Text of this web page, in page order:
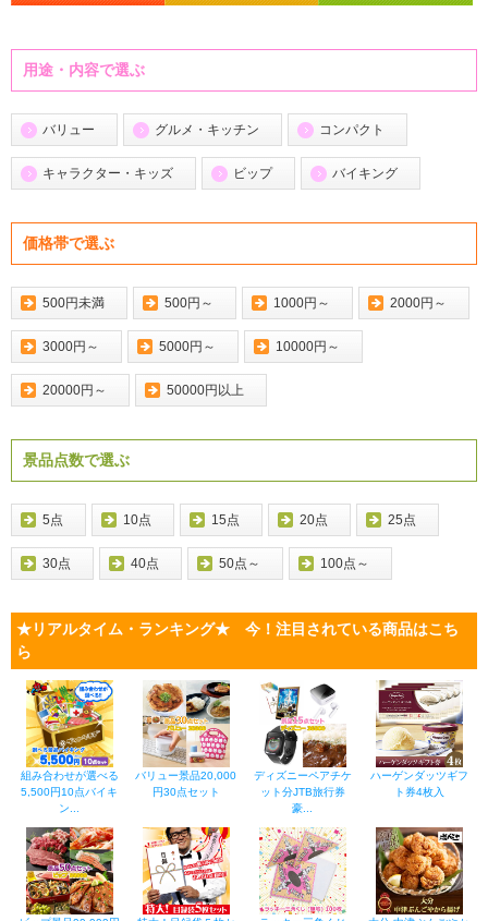
用途・内容で選ぶ
バリュー グルメ・キッチン コンパクト
キャラクター・キッズ ビップ バイキング
価格帯で選ぶ
500円未満 500円～ 1000円～ 2000円～
3000円～ 5000円～ 10000円～
20000円～ 50000円以上
景品点数で選ぶ
5点 10点 15点 20点 25点
30点 40点 50点～ 100点～
★リアルタイム・ランキング★ 今！注目されている商品はこち
ら
組み合わせが選べる
5,500円10点バイキ
ン...
バリュー景品20,000
円30点セット
ディズニーペアチケ
ット分JTB旅行券
豪...
ハーゲンダッツギフ
ト券4枚入